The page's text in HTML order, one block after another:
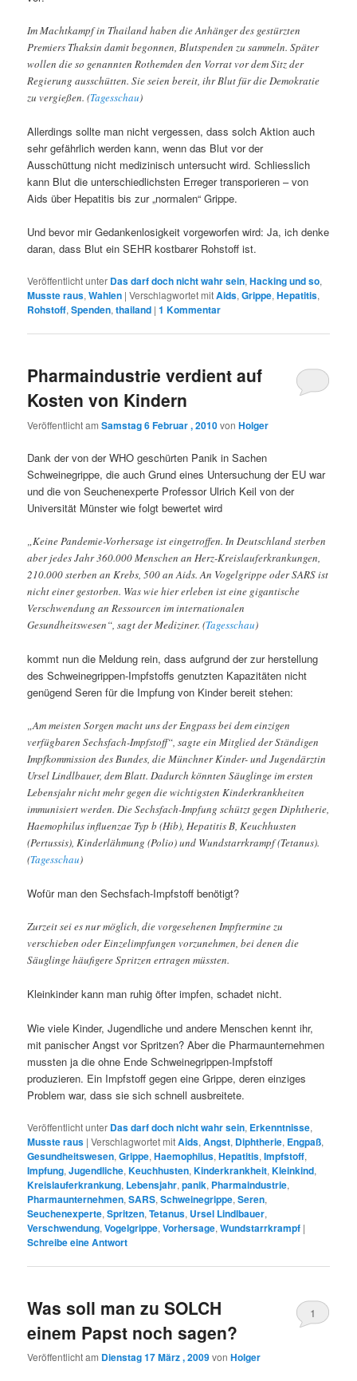
Im Machtkampf in Thailand haben die Anhänger des gestürzten
Premiers Thaksin damit begonnen, Blutspenden zu sammeln. Später
wollen die so genannten Rothemden den Vorrat vor dem Sitz der
Regierung ausschütten. Sie seien bereit, ihr Blut für die Demokratie
zu vergießen. (Tagesschau)
Allerdings sollte man nicht vergessen, dass solch Aktion auch
sehr gefährlich werden kann, wenn das Blut vor der
Ausschüttung nicht medizinisch untersucht wird. Schliesslich
kann Blut die unterschiedlichsten Erreger transporieren – von
Aids über Hepatitis bis zur „normalen“ Grippe.
Und bevor mir Gedankenlosigkeit vorgeworfen wird: Ja, ich denke
daran, dass Blut ein SEHR kostbarer Rohstoff ist.
Veröffentlicht unter Das darf doch nicht wahr sein,Hacking und so,
Musste raus,Wahlen |Verschlagwortet mitAids,Grippe,Hepatitis,
Rohstoff,Spenden,thailand |1 Kommentar
Pharmaindustrie verdient auf
Kosten von Kindern
Veröffentlicht amSamstag 6 Februar , 2010vonHolger
Dank der von der WHO geschürten Panik in Sachen
Schweinegrippe, die auch Grund eines Untersuchung der EU war
und die von Seuchenexperte Professor Ulrich Keil von der
Universität Münster wie folgt bewertet wird
„Keine Pandemie-Vorhersage ist eingetroffen. In Deutschland sterben
aber jedes Jahr 360.000 Menschen an Herz-Kreislauferkrankungen,
210.000 sterben an Krebs, 500 an Aids. An Vogelgrippe oder SARS ist
nicht einer gestorben. Was wie hier erleben ist eine gigantische
Verschwendung an Ressourcen im internationalen
Gesundheitswesen“, sagt der Mediziner. (Tagesschau)
kommt nun die Meldung rein, dass aufgrund der zur herstellung
des Schweinegrippen-Impfstoffs genutzten Kapazitäten nicht
genügend Seren für die Impfung von Kinder bereit stehen:
„Am meisten Sorgen macht uns der Engpass bei dem einzigen
verfügbaren Sechsfach-Impfstoff“, sagte ein Mitglied der Ständigen
Impfkommission des Bundes, die Münchner Kinder- und Jugendärztin
Ursel Lindlbauer, dem Blatt. Dadurch könnten Säuglinge im ersten
Lebensjahr nicht mehr gegen die wichtigsten Kinderkrankheiten
immunisiert werden. Die Sechsfach-Impfung schützt gegen Diphtherie,
Haemophilus influenzae Typ b (Hib), Hepatitis B, Keuchhusten
(Pertussis), Kinderlähmung (Polio) und Wundstarrkrampf (Tetanus).
(Tagesschau)
Wofür man den Sechsfach-Impfstoff benötigt?
Zurzeit sei es nur möglich, die vorgesehenen Impftermine zu
verschieben oder Einzelimpfungen vorzunehmen, bei denen die
Säuglinge häufigere Spritzen ertragen müssten.
Kleinkinder kann man ruhig öfter impfen, schadet nicht.
Wie viele Kinder, Jugendliche und andere Menschen kennt ihr,
mit panischer Angst vor Spritzen? Aber die Pharmaunternehmen
mussten ja die ohne Ende Schweinegrippen-Impfstoff
produzieren. Ein Impfstoff gegen eine Grippe, deren einziges
Problem war, dass sie sich schnell ausbreitete.
Veröffentlicht unter Das darf doch nicht wahr sein, Erkenntnisse,
Musste raus |Verschlagwortet mitAids,Angst, Diphtherie, Engpaß,
Gesundheitswesen,Grippe,Haemophilus,Hepatitis,Impfstoff,
Impfung,Jugendliche,Keuchhusten,Kinderkrankheit,Kleinkind,
Kreislauferkrankung, Lebensjahr,panik, Pharmaindustrie,
Pharmaunternehmen,SARS,Schweinegrippe,Seren,
Seuchenexperte,Spritzen,Tetanus, Ursel Lindlbauer,
Verschwendung,Vogelgrippe,Vorhersage,Wundstarrkrampf |
Schreibe eine Antwort
Was soll man zu SOLCH
einem Papst noch sagen?
Veröffentlicht am Dienstag 17 März , 2009vonHolger
1